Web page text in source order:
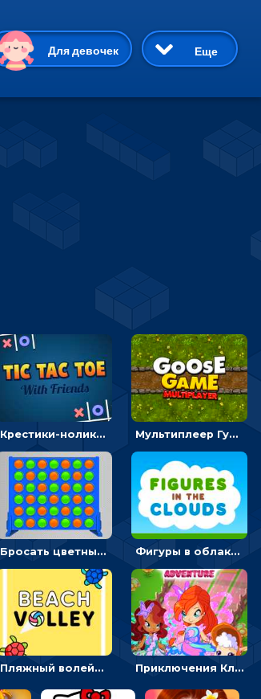
Для девочек
Приключения
Еще
Крестики-нолики мультиплеер: найди соперника и сразись Мультиплеер Гусь: кидай кости и шагай к финишу
Бросать цветные диски и складывать линии - головоломка Фигуры в облаках: подбери предмет по очертанию – головоломка
Пляжный волейбол с черепахами: лови мяч и пасуй сопернику Приключения Клуба Винкс: менять дорожки, чтобы собирать кристаллы